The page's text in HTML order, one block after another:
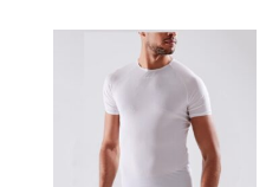
was:
€44,95.
is: